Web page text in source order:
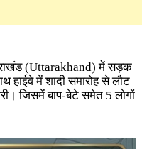
(Uttarakhand) में सड़क
हाईवे में शादी समारोह से लौट
जिसमें बाप-बेटे समेत 5 लोगों